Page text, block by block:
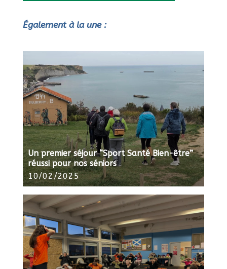
Également à la une :
Un premier séjour “Sport Santé Bien-être”
réussi pour nos séniors
10/02/2025